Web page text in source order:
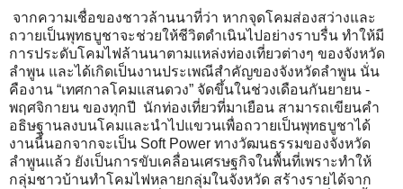
จากความเชื่อของชาวล้านนาที่ว่า หากจุดโคมส่องสว่างและ
ถวายเป็นพุทธบูชาจะช่วยให้ชีวิตดำเนินไปอย่างราบรื่น ทำให้มี
การประดับโคมไฟล้านนาตามแหล่งท่องเที่ยวต่างๆ ของจังหวัด
ลำพูน และได้เกิดเป็นงานประเพณีสำคัญของจังหวัดลำพูน นั่น
คืองาน “เทศกาลโคมแสนดวง” จัดขึ้นในช่วงเดือนกันยายน -
พฤศจิกายน ของทุกปี นักท่องเที่ยวที่มาเยือน สามารถเขียนคำ
อธิษฐานลงบนโคมและนำไปแขวนเพื่อถวายเป็นพุทธบูชาได้
งานนี้นอกจากจะเป็น Soft Power ทางวัฒนธรรมของจังหวัด
ลำพูนแล้ว ยังเป็นการขับเคลื่อนเศรษฐกิจในพื้นที่เพราะทำให้
กลุ่มชาวบ้านทำโคมไฟหลายกลุ่มในจังหวัด สร้างรายได้จาก